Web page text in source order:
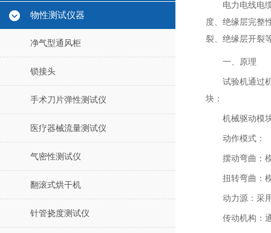
物性测试仪器
净气型通风柜
锁接头
手术刀片弹性测试仪
医疗器械流量测试仪
气密性测试仪
翻滚式烘干机
针管挠度测试仪
电力电线电
度、绝缘层完整
裂、绝缘层开裂
一、原理
试验机通过
块：
机械驱动模
动作模式：
摆动弯曲：
扭转弯曲：
动力源：采
传动机构：